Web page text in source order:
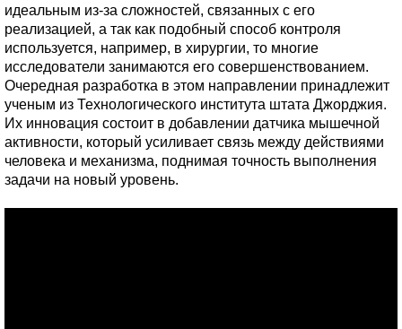
идеальным из-за сложностей, связанных с его
реализацией, а так как подобный способ контроля
используется, например, в хирургии, то многие
исследователи занимаются его совершенствованием.
Очередная разработка в этом направлении принадлежит
ученым из Технологического института штата Джорджия.
Их инновация состоит в добавлении датчика мышечной
активности, который усиливает связь между действиями
человека и механизма, поднимая точность выполнения
задачи на новый уровень.